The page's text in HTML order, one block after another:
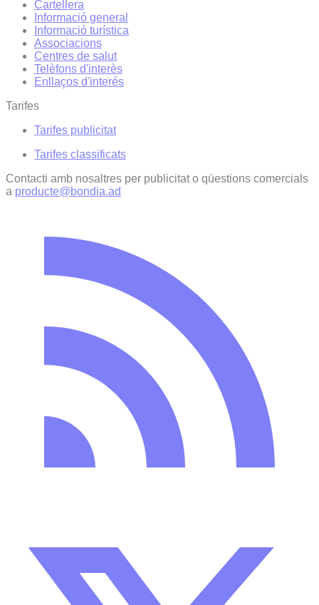
Cartellera
Informació general
Informació turística
Associacions
Centres de salut
Telèfons d'interès
Enllaços d'interés
Tarifes
Tarifes publicitat
Tarifes classificats
Contacti amb nosaltres per publicitat o qüestions comercials
a producte@bondia.ad